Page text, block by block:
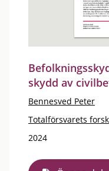
skydd av
Bennesved Peter
Totalförsvarets
2024